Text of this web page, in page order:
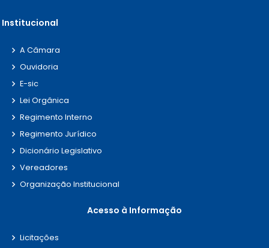
Institucional
A Câmara
Ouvidoria
E-sic
Lei Orgânica
Regimento Interno
Regimento Jurídico
Dicionário Legislativo
Vereadores
Organização Institucional
Acesso à Informação
Licitações